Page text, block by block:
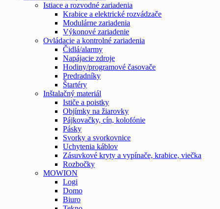
Istiace a rozvodné zariadenia
Krabice a elektrické rozvádzače
Modulárne zariadenia
Výkonové zariadenie
Ovládacie a kontrolné zariadenia
Čidlá/alarmy
Napájacie zdroje
Hodiny/programové časovače
Predradníky
Štartéry
Inštalačný materiál
Ističe a poistky
Objímky na žiarovky
Pájkovačky, cín, kolofónie
Pásky
Svorky a svorkovnice
Uchytenia káblov
Zásuvkové kryty a vypínače, krabice, viečka
Rozbočky
MOWION
Logi
Domo
Biuro